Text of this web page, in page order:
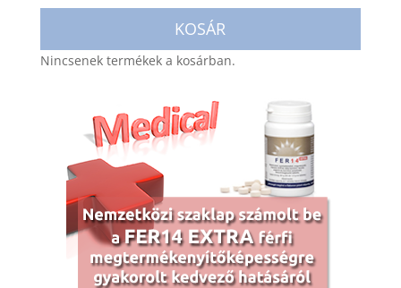
KOSÁR
Nincsenek termékek a kosárban.